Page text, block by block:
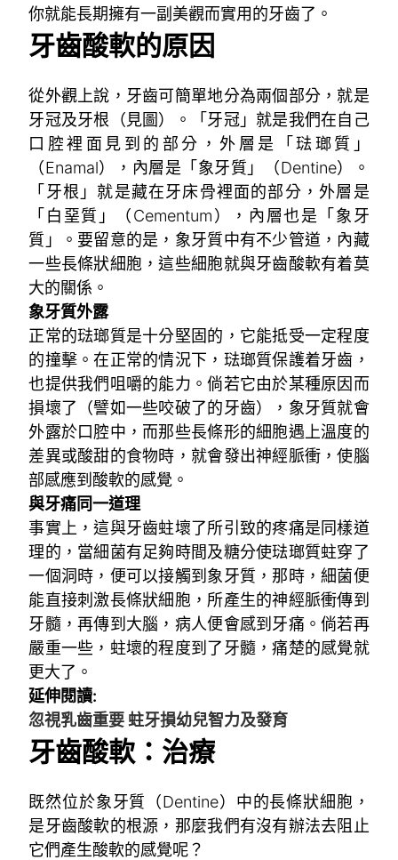
你就能長期擁有一副美觀而實用的牙齒了。
牙齒酸軟的原因
從外觀上說，牙齒可簡單地分為兩個部分，就是
牙冠及牙根（見圖）。「牙冠」就是我們在自己
口腔裡面見到的部分，外層是「琺瑯質」
（Enamal），內層是「象牙質」（Dentine）。
「牙根」就是藏在牙床骨裡面的部分，外層是
「白堊質」（Cementum），內層也是「象牙
質」。要留意的是，象牙質中有不少管道，內藏
一些長條狀細胞，這些細胞就與牙齒酸軟有着莫
大的關係。
象牙質外露
正常的琺瑯質是十分堅固的，它能抵受一定程度
的撞擊。在正常的情況下，琺瑯質保護着牙齒，
也提供我們咀嚼的能力。倘若它由於某種原因而
損壞了（譬如一些咬破了的牙齒），象牙質就會
外露於口腔中，而那些長條形的細胞遇上溫度的
差異或酸甜的食物時，就會發出神經脈衝，使腦
部感應到酸軟的感覺。
與牙痛同一道理
事實上，這與牙齒蛀壞了所引致的疼痛是同樣道
理的，當細菌有足夠時間及糖分使琺瑯質蛀穿了
一個洞時，便可以接觸到象牙質，那時，細菌便
能直接刺激長條狀細胞，所產生的神經脈衝傳到
牙髓，再傳到大腦，病人便會感到牙痛。倘若再
嚴重一些，蛀壞的程度到了牙髓，痛楚的感覺就
更大了。
延伸閱讀:
忽視乳齒重要 蛀牙損幼兒智力及發育
牙齒酸軟：治療
既然位於象牙質（Dentine）中的長條狀細胞，
是牙齒酸軟的根源，那麼我們有沒有辦法去阻止
它們產生酸軟的感覺呢？